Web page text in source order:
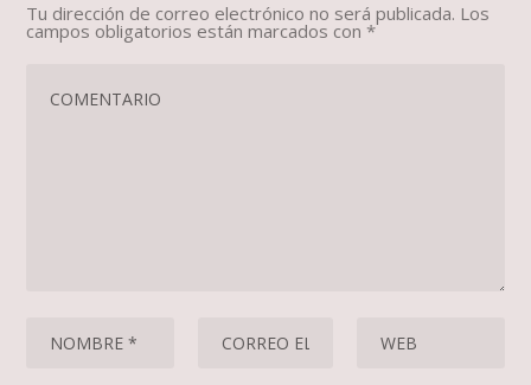
Tu dirección de correo electrónico no será publicada. Los
campos obligatorios están marcados con*